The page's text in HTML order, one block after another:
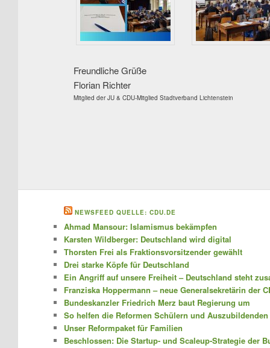
Freundliche Grüße
Florian Richter
Mitglied der JU & CDU-Mitglied Stadtverband Lichtenstein
NEWSFEED QUELLE: CDU.DE
Ahmad Mansour: Islamismus bekämpfen
Karsten Wildberger: Deutschland wird digital
Thorsten Frei als Fraktionsvorsitzender gewählt
Drei starke Köpfe für Deutschland
Ein Angriff auf unsere Freiheit – Deutschland steht
Franziska Hoppermann – neue Generalsekretärin der
Bundeskanzler Friedrich Merz baut Regierung um
So helfen die Reformen Schülern und Auszubildenden
Unser Reformpaket für Familien
Beschlossen: Die Startup- und Scaleup-Strategie der